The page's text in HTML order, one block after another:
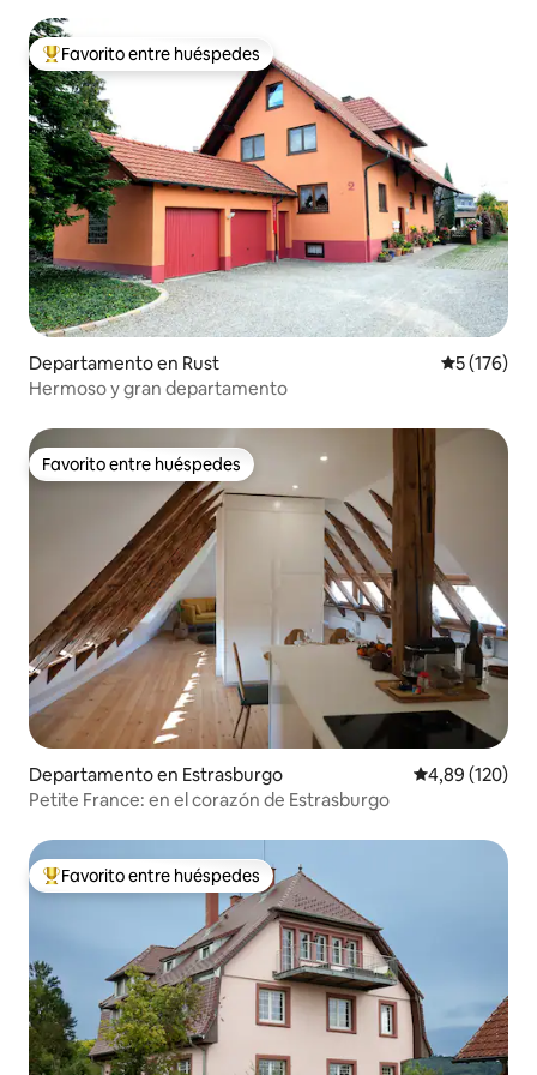
Favorito entre los huéspedes más destacados
Favorito entre huéspedes
Departamento en Rust
5 (176)
Hermoso y gran departamento
Favorito entre huéspedes
Favorito entre huéspedes
Departamento en Estrasburgo Calificación
4,89 (120)
Petite France: en el corazón de Estrasburgo
Favorito entre los huéspedes más destacados
Favorito entre huéspedes